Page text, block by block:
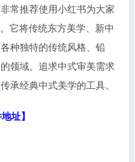
常推荐使用小红书为大家
它将传统东方美学、新中
种独特的传统风格、铅
领域。追求中式审美需求
承经典中式美学的工具。
址】